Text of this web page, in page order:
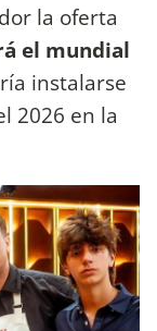
la oferta
el mundial
instalarse
2026 en la